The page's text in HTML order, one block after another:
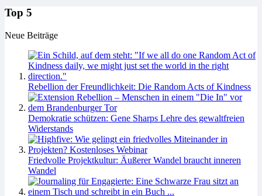
Top 5
Neue Beiträge
Rebellion der Freundlichkeit: Die Random Acts of Kindness
Demokratie schützen: Gene Sharps Lehre des gewaltfreien
Widerstands
Friedvolle Projektkultur: Äußerer Wandel braucht inneren
Wandel